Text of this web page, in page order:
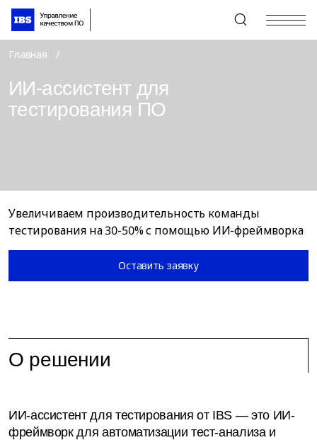
+7 (495) 967-80-80
Главная
ИИ-ассистент для
тестирования ПО
Увеличиваем производительность команды
тестирования на 30-50% с помощью ИИ-фреймворка
Оставить заявку
О решении
ИИ-ассистент для тестирования от IBS — это ИИ-
фреймворк для автоматизации тест-анализа и